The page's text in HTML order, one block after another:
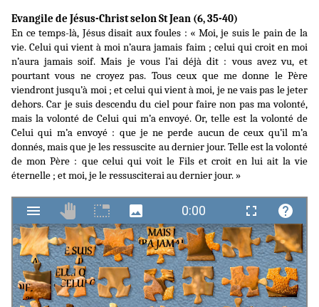
Evangile de Jésus-Christ selon St Jean (6, 35-40)
En ce temps-là, Jésus disait aux foules : « Moi, je suis le pain de la
vie. Celui qui vient à moi n’aura jamais faim ; celui qui croit en moi
n’aura jamais soif. Mais je vous l’ai déjà dit : vous avez vu, et
pourtant vous ne croyez pas. Tous ceux que me donne le Père
viendront jusqu’à moi ; et celui qui vient à moi, je ne vais pas le jeter
dehors. Car je suis descendu du ciel pour faire non pas ma volonté,
mais la volonté de Celui qui m’a envoyé. Or, telle est la volonté de
Celui qui m’a envoyé : que je ne perde aucun de ceux qu’il m’a
donnés, mais que je les ressuscite au dernier jour. Telle est la volonté
de mon Père : que celui qui voit le Fils et croit en lui ait la vie
éternelle ; et moi, je le ressusciterai au dernier jour. »